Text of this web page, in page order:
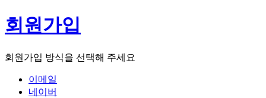
회원가입
회원가입 방식을 선택해 주세요
이메일
네이버